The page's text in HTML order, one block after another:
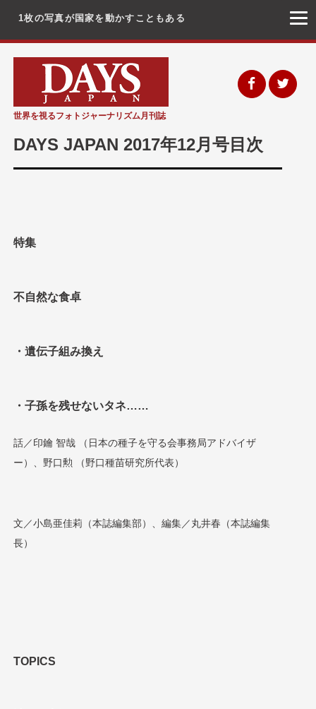
1枚の写真が国家を動かすこともある
ン
へ
ス
世界を視るフォトジャーナリズム月刊誌
DAYS JAPAN 2017年12月号目次
特集
不自然な食卓
・遺伝子組み換え
・子孫を残せないタネ……
話／印鑰 智哉 （日本の種子を守る会事務局アドバイザ
ー）、野口勲 （野口種苗研究所代表）
文／小島亜佳莉（本誌編集部）、編集／丸井春（本誌編集
長）
TOPICS